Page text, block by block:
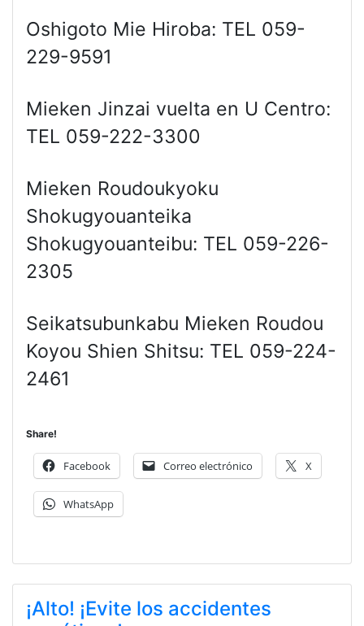
Oshigoto Mie Hiroba: TEL 059-
229-9591
Mieken Jinzai vuelta en U Centro:
TEL 059-222-3300
Mieken Roudoukyoku
Shokugyouanteika
Shokugyouanteibu: TEL 059-226-
2305
Seikatsubunkabu Mieken Roudou
Koyou Shien Shitsu: TEL 059-224-
2461
Share!
Facebook Correo electrónico X
WhatsApp
¡Alto! ¡Evite los accidentes